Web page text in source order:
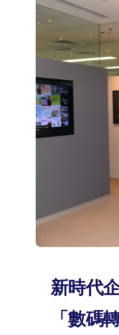
新時代
「數碼